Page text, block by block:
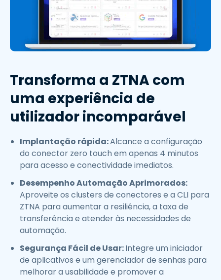
Transforma a ZTNA com
uma experiência de
utilizador incomparável
Implantação rápida:Alcance a configuração
do conector zero touch em apenas 4 minutos
para acesso e conectividade imediatos.
Desempenho Automação Aprimorados:
Aproveite os clusters de conectores e a CLI para
ZTNA para aumentar a resiliência, a taxa de
transferência e atender às necessidades de
automação.
Segurança Fácil de Usar:Integre um iniciador
de aplicativos e um gerenciador de senhas para
melhorar a usabilidade e promover a